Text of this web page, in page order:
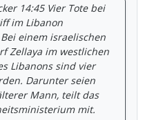
14:45 Vier Tote bei
im Libanon
einem israelischen
Zellaya im westlichen
Libanons sind vier
Darunter seien
Mann, teilt das
mit.